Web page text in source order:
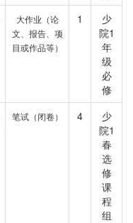
大作业（论
文、报告、项
目或作品等）
1
少
院1
年
级
必
修
笔试（闭卷） 4
少
院1
春
选
修
课
程
组